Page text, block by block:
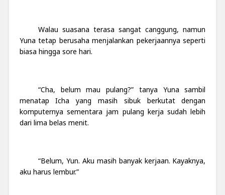
Walau suasana terasa sangat canggung, namun
Yuna tetap berusaha menjalankan pekerjaannya seperti
biasa hingga sore hari.
“Cha, belum mau pulang?” tanya Yuna sambil
menatap Icha yang masih sibuk berkutat dengan
komputernya sementara jam pulang kerja sudah lebih
dari lima belas menit.
“Belum, Yun. Aku masih banyak kerjaan. Kayaknya,
aku harus lembur.”